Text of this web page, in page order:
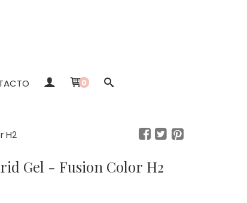
0
H2
Gel - Fusion Color H2